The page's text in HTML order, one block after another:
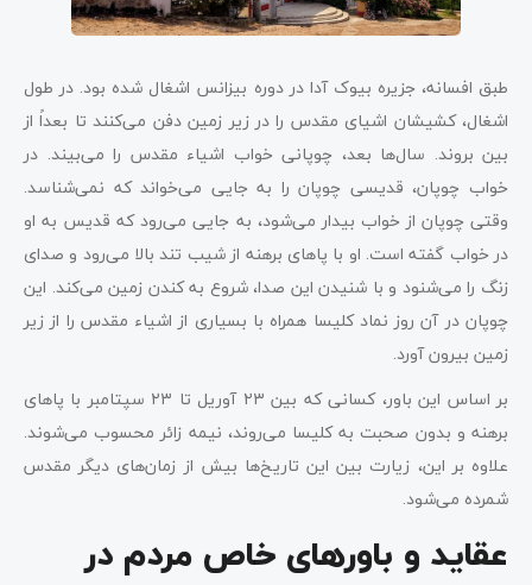
طبق افسانه، جزیره بیوک آدا در دوره بیزانس اشغال شده بود. در طول
اشغال، کشیشان اشیای مقدس را در زیر زمین دفن می‌کنند تا بعداً از
بین بروند. سال‌ها بعد، چوپانی خواب اشیاء مقدس را می‌بیند. در
خواب چوپان، قدیسی چوپان را به جایی می‌خواند که نمی‌شناسد.
وقتی چوپان از خواب بیدار می‌شود، به جایی می‌رود که قدیس به او
در خواب گفته است. او با پاهای برهنه از شیب تند بالا می‌رود و صدای
زنگ را می‌شنود و با شنیدن این صدا، شروع به کندن زمین می‌کند. این
چوپان در آن روز نماد کلیسا همراه با بسیاری از اشیاء مقدس را از زیر
زمین بیرون آورد.
بر اساس این باور، کسانی که بین ۲۳ آوریل تا ۲۳ سپتامبر با پاهای
برهنه و بدون صحبت به کلیسا می‌روند، نیمه زائر محسوب می‌شوند.
علاوه بر این، زیارت بین این تاریخ‌ها بیش از زمان‌های دیگر مقدس
شمرده می‌شود.
عقاید و باورهای خاص مردم در